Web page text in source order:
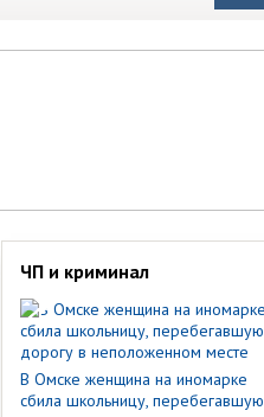
ЧП и криминал
В Омске женщина на иномарке
сбила школьницу, перебегавшую